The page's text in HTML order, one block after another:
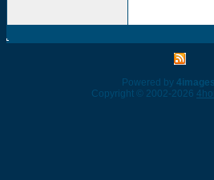
Powered by 4images
Copyright © 2002-2026